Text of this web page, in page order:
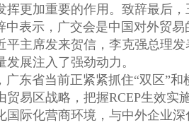
挥更加重要的作用。致辞最后
中表示，广交会是中国对外贸
平主席发来贺信，李克强总理
展注入了强劲动力。
广东省当前正紧紧抓住“双区”
贸易区战略，把握RCEP生效
国际化营商环境，与中外企业